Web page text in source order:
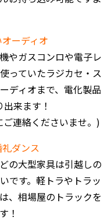
ーディオ
やガスコンロや電子レ
っていたラジカセ・ス
ディオまで、電化製品
来ます！
連絡くださいませ。)
ダンス
の大型家具は引越しの
です。軽トラやトラッ
、相場屋のトラックを
！